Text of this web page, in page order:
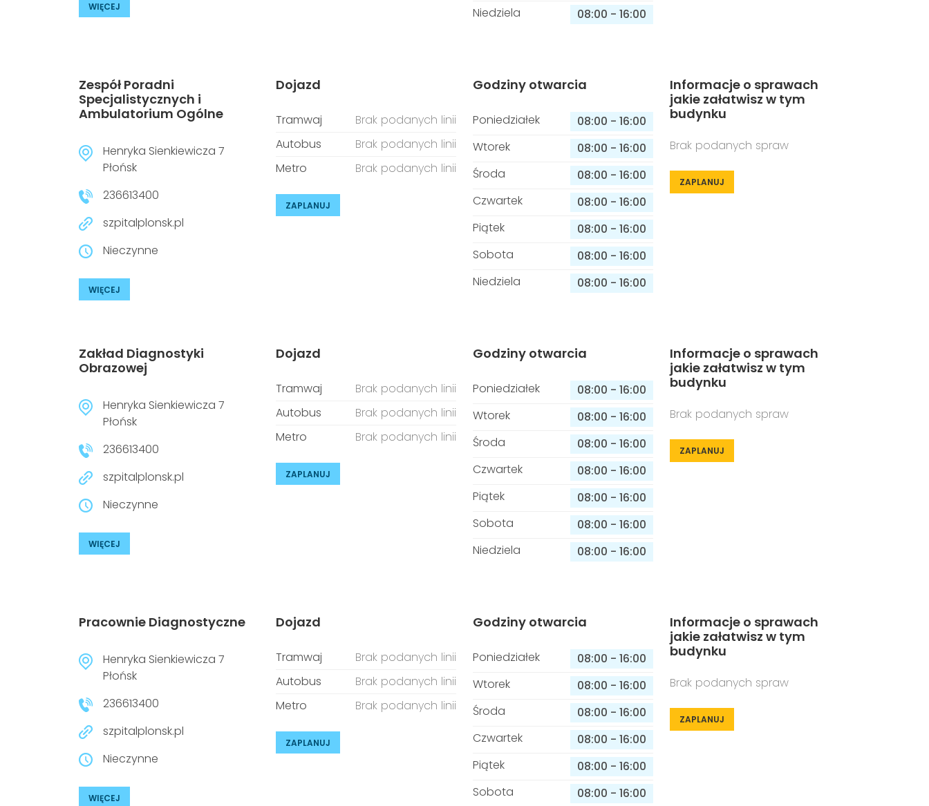
WIĘCEJ
Niedziela
08:00 - 16:00
Zespół Poradni
Specjalistycznych i
Ambulatorium Ogólne
Henryka Sienkiewicza 7
Płońsk
236613400
szpitalplonsk.pl
Nieczynne
WIĘCEJ
Dojazd
Tramwaj
Brak podanych linii
Autobus
Brak podanych linii
Metro
Brak podanych linii
ZAPLANUJ
Godziny otwarcia
Poniedziałek 08:00 - 16:00
Wtorek
08:00 - 16:00
Środa
08:00 - 16:00
Czwartek
08:00 - 16:00
Piątek
08:00 - 16:00
Sobota
08:00 - 16:00
Niedziela
08:00 - 16:00
Informacje o sprawach
jakie załatwisz w tym
budynku
Brak podanych spraw
ZAPLANUJ
Zakład Diagnostyki
Obrazowej
Henryka Sienkiewicza 7
Płońsk
236613400
szpitalplonsk.pl
Nieczynne
WIĘCEJ
Dojazd
Tramwaj
Brak podanych linii
Autobus
Brak podanych linii
Metro
Brak podanych linii
ZAPLANUJ
Godziny otwarcia
Poniedziałek 08:00 - 16:00
Wtorek
08:00 - 16:00
Środa
08:00 - 16:00
Czwartek
08:00 - 16:00
Piątek
08:00 - 16:00
Sobota
08:00 - 16:00
Niedziela
08:00 - 16:00
Informacje o sprawach
jakie załatwisz w tym
budynku
Brak podanych spraw
ZAPLANUJ
Pracownie Diagnostyczne
Henryka Sienkiewicza 7
Płońsk
236613400
szpitalplonsk.pl
Nieczynne
WIĘCEJ
Dojazd
Tramwaj
Brak podanych linii
Autobus
Brak podanych linii
Metro
Brak podanych linii
ZAPLANUJ
Godziny otwarcia
Poniedziałek 08:00 - 16:00
Wtorek
08:00 - 16:00
Środa
08:00 - 16:00
Czwartek
08:00 - 16:00
Piątek
08:00 - 16:00
Sobota
08:00 - 16:00
Informacje o sprawach
jakie załatwisz w tym
budynku
Brak podanych spraw
ZAPLANUJ